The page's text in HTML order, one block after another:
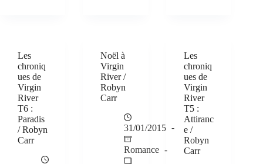
À
CARR
RETROUVAILLES
/
Les
chroniq
ues de
Virgin
River
T6 :
Paradis
/ Robyn
Carr
Noël à
Virgin
River /
Robyn
Carr
31/01/2015
Romance
Les
chroniq
ues de
Virgin
River
T5 :
Attiranc
e /
Robyn
Carr